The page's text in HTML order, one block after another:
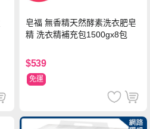
皂福 無香精天然酵素洗衣肥皂
精 洗衣精補充包1500gx8包
$539
免運